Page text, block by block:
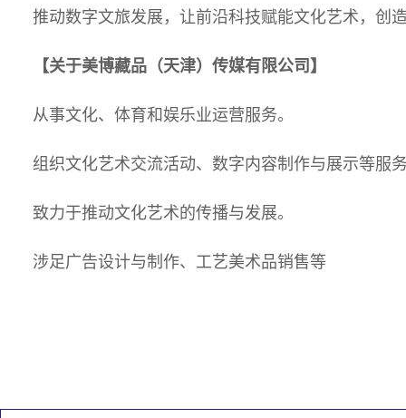
推动数字文旅发展，让前沿科技赋能文化艺术，创
【关于美博藏品（天津）传媒有限公司】
从事文化、体育和娱乐业运营服务。
组织文化艺术交流活动、数字内容制作与展示等服
致力于推动文化艺术的传播与发展。
涉足广告设计与制作、工艺美术品销售等